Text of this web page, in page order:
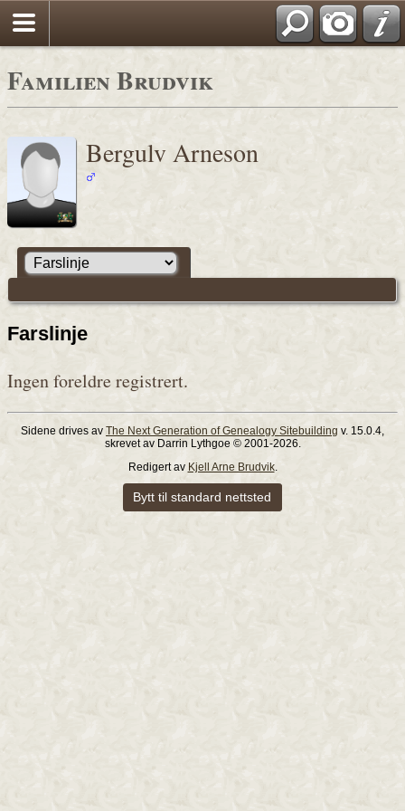
Familien Brudvik
Bergulv Arneson
Farslinje
Ingen foreldre registrert.
Sidene drives av The Next Generation of Genealogy Sitebuilding v. 15.0.4,
skrevet av Darrin Lythgoe © 2001-2026.
Redigert av Kjell Arne Brudvik.
Bytt til standard nettsted